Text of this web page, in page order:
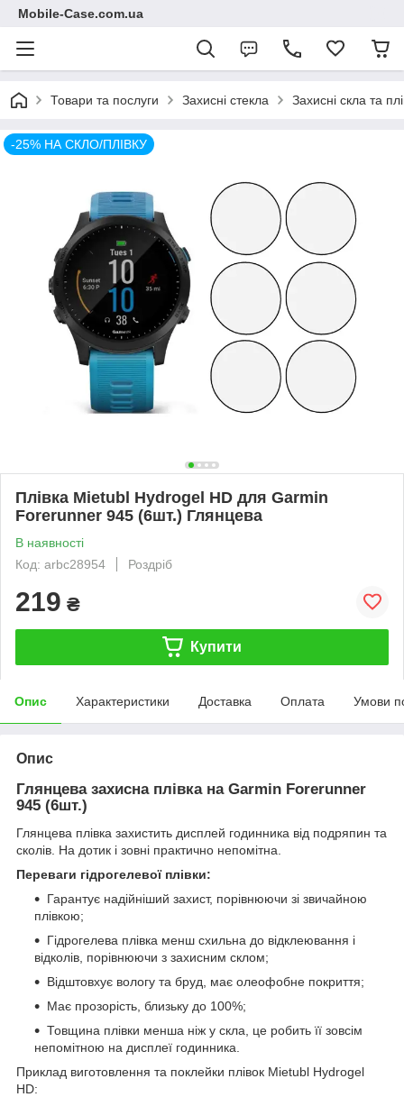
Mobile-Case.com.ua
Товари та послуги Захисні стекла Захисні скла та
-25% НА СКЛО/ПЛІВКУ
Плівка Mietubl Hydrogel HD для Garmin
Forerunner 945 (6шт.) Глянцева
В наявності
Код: arbc28954
Роздріб
219 ₴
Купити
Опис Характеристики Доставка Оплата Умови
Опис
Глянцева захисна плівка на Garmin Forerunner
945 (6шт.)
Глянцева плівка захистить дисплей годинника від подряпин та
сколів. На дотик і зовні практично непомітна.
Переваги гідрогелевої плівки:
Гарантує надійніший захист, порівнюючи зі звичайною
плівкою;
Гідрогелева плівка менш схильна до відклеювання і
відколів, порівнюючи з захисним склом;
Відштовхує вологу та бруд, має олеофобне покриття;
Має прозорість, близьку до 100%;
Товщина плівки менша ніж у скла, це робить її зовсім
непомітною на дисплеї годинника.
Приклад виготовлення та поклейки плівок Mietubl Hydrogel
HD: